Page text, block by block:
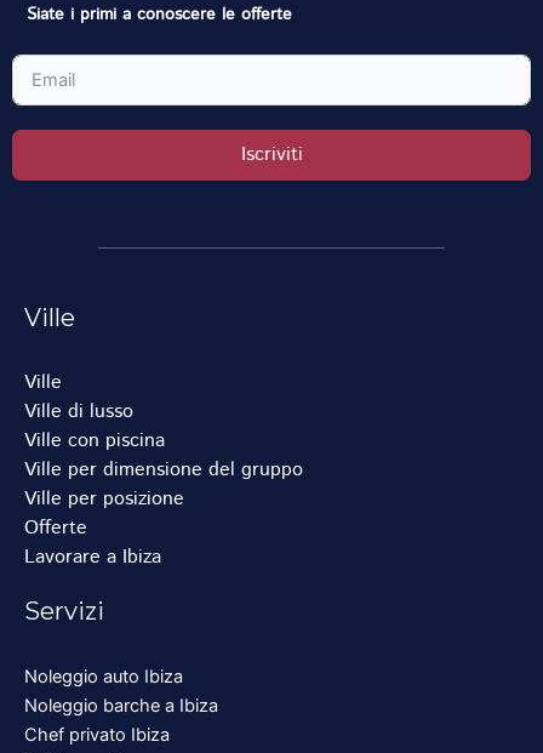
Siate i primi a conoscere le offerte
Iscriviti
Ville
Ville
Ville di lusso
Ville con piscina
Ville per dimensione del gruppo
Ville per posizione
Offerte
Lavorare a Ibiza
Servizi
Noleggio auto Ibiza
Noleggio barche a Ibiza
Chef privato Ibiza